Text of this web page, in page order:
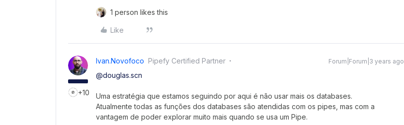
1 person likes this
Like
+10
Ivan.novofoco Pipefy Certified Partner Forum|Forum|3 years ago
@douglas.scn
Uma estratégia que estamos seguindo por aqui é não usar mais os databases.
Atualmente todas as funções dos databases são atendidas com os pipes, mas com a
vantagem de poder explorar muito mais quando se usa um Pipe.